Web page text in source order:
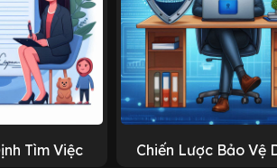
Tìm Việc Chiến Lược Bảo Vệ